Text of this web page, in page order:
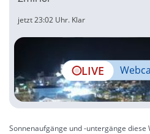
jetzt 23:02 Uhr. Klar
LIVE
Sonnenaufgänge und -untergänge diese